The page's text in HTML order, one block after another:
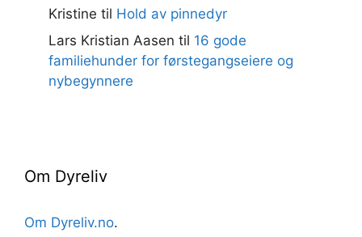
Kristine til Hold av pinnedyr
Lars Kristian Aasen til 16 gode
familiehunder for førstegangseiere og
nybegynnere
Om Dyreliv
Om Dyreliv.no.